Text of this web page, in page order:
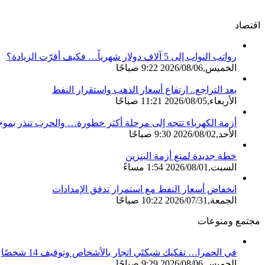
اقتصاد
رواتب النواب إلى 5 آلاف دولار شهرياً… فكيف أقرّت الزيادة؟
الخميس,2026/08/06 9:22 صباحًا
بعد التراجع.. ارتفاع أسعار الذهب واستقرار النفط
الأربعاء,2026/08/05 11:21 صباحًا
أزمة الكهرباء تتجه إلى مرحلة أكثر خطورة… والحرب تنذر
الأحد,2026/08/02 9:30 صباحًا
خطة جديدة لمنع أزمة البنزين
السبت,2026/08/01 1:54 مساءً
انخفاض أسعار النفط مع استمرار تدفق الإمدادات
الجمعة,2026/07/31 10:22 صباحًا
مجتمع ومنوعات
في الحمرا… تفكيك شبكتَي اتجار بالأشخاص وتوقيف 14 شخصًا